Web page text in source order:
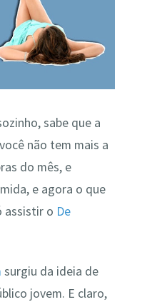
sabe que a
não tem mais a
do mês, e
e agora o que
assistir o De
surgiu da ideia de
jovem. E claro,